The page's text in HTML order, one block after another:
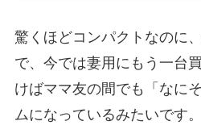
驚くほどコンパクトなのに
で、今では妻用にもう一台
けばママ友の間でも「なに
ムになっているみたいです。